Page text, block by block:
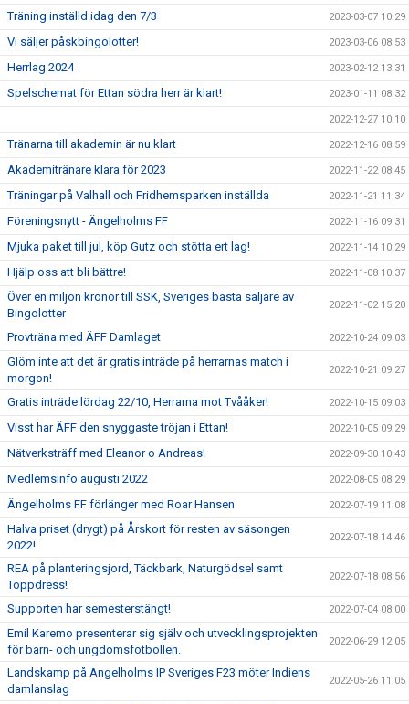
Träning inställd idag den 7/3 2023-03-07 10:29
Vi säljer påskbingolotter! 2023-03-06 08:53
Herrlag 2024 2023-02-12 13:31
Spelschemat för Ettan södra herr är klart! 2023-01-11 08:32
2022-12-27 10:10
Tränarna till akademin är nu klart 2022-12-16 08:59
Akademitränare klara för 2023 2022-11-22 08:45
Träningar på Valhall och Fridhemsparken inställda 2022-11-21 11:34
Föreningsnytt - Ängelholms FF 2022-11-16 09:31
Mjuka paket till jul, köp Gutz och stötta ert lag! 2022-11-14 10:29
Hjälp oss att bli bättre! 2022-11-08 10:37
Över en miljon kronor till SSK, Sveriges bästa säljare av
Bingolotter
2022-11-02 15:20
Provträna med ÄFF Damlaget 2022-10-24 09:03
Glöm inte att det är gratis inträde på herrarnas match i
morgon!
2022-10-21 09:27
Gratis inträde lördag 22/10, Herrarna mot Tvååker! 2022-10-15 09:03
Visst har ÄFF den snyggaste tröjan i Ettan! 2022-10-05 09:29
Nätverksträff med Eleanor o Andreas! 2022-09-30 10:43
Medlemsinfo augusti 2022 2022-08-05 08:29
Ängelholms FF förlänger med Roar Hansen 2022-07-19 11:08
Halva priset (drygt) på Årskort för resten av säsongen
2022!
2022-07-18 14:46
REA på planteringsjord, Täckbark, Naturgödsel samt
Toppdress!
2022-07-18 08:56
Supporten har semesterstängt! 2022-07-04 08:00
Emil Karemo presenterar sig själv och utvecklingsprojekten
för barn- och ungdomsfotbollen.
2022-06-29 12:05
Landskamp på Ängelholms IP Sveriges F23 möter Indiens
damlanslag
2022-05-26 11:05